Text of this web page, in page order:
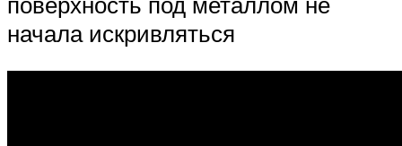
начала искривляться